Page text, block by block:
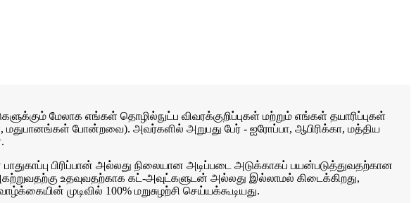
மேலாக எங்கள் தொழில்நுட்ப விவரக்குறிப்புகள் மற்றும் எங்கள் தயாரிப்புகள்
போன்றவை). அவர்களில் அறுபது பேர் - ஐரோப்பா, ஆபிரிக்கா, மத்திய
பிரிப்பான் அல்லது நிலையான அடிப்படை அடுக்காகப் பயன்படுத்துவதற்கான
உதவுவதற்காக கட்-அவுட்களுடன் அல்லது இல்லாமல் கிடைக்கிறது,
முடிவில் 100% மறுசுழற்சி செய்யக்கூடியது.